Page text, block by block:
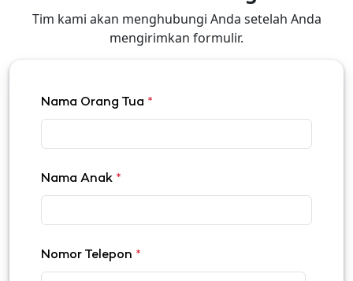
Tim kami akan menghubungi Anda setelah Anda
mengirimkan formulir.
Nama Orang Tua *
Nama Anak *
Nomor Telepon *